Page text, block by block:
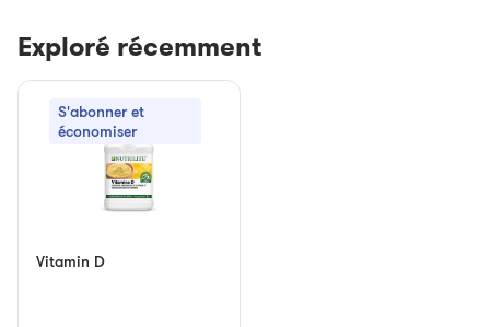
Exploré récemment
S'abonner et
économiser
Vitamin D